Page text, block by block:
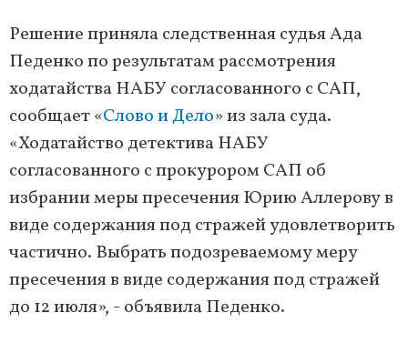
Решение приняла следственная судья Ада
Педенко по результатам рассмотрения
ходатайства НАБУ согласованного с САП,
сообщает «Слово и Дело» из зала суда.
«Ходатайство детектива НАБУ
согласованного с прокурором САП об
избрании меры пресечения Юрию Аллерову в
виде содержания под стражей удовлетворить
частично. Выбрать подозреваемому меру
пресечения в виде содержания под стражей
до 12 июля», - объявила Педенко.